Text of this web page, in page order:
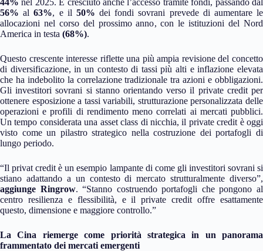
56% al63%, e il 50% dei fondi sovrani prevede di aumentare le
allocazioni nel corso del prossimo anno, con le istituzioni del Nord
America in testa (68%).
Questo crescente interesse riflette una più ampia revisione del concetto
di diversificazione, in un contesto di tassi più alti e inflazione elevata
che ha indebolito la correlazione tradizionale tra azioni e obbligazioni.
Gli investitori sovrani si stanno orientando verso il private credit per
ottenere esposizione a tassi variabili, strutturazione personalizzata delle
operazioni e profili di rendimento meno correlati ai mercati pubblici.
Un tempo considerata una asset class di nicchia, il private credit è oggi
visto come un pilastro strategico nella costruzione dei portafogli di
lungo periodo.
“Il privat credit è un esempio lampante di come gli investitori sovrani si
stiano adattando a un contesto di mercato strutturalmente diverso”,
aggiunge Ringrow. “Stanno costruendo portafogli che pongono al
centro resilienza e flessibilità, e il private credit offre esattamente
questo, dimensione e maggiore controllo.”
La Cina riemerge come priorità strategica in un panorama
frammentato dei mercati emergenti